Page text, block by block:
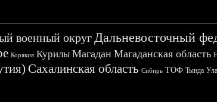
военный округДальневосточный
Корякия Курилы Магадан Магаданская область
Сахалинская область Сибирь ТОФ Тында